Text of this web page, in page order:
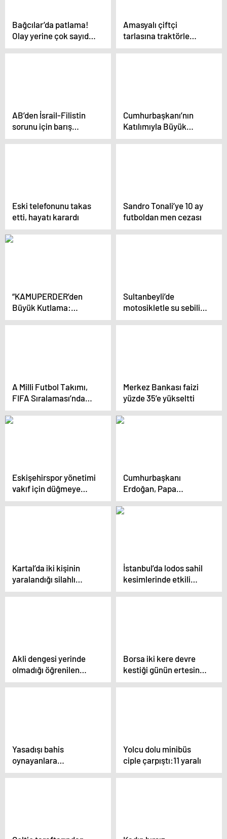
Bağcılar’da patlama!
Olay yerine çok sayıda
ekip sevk edildi
Amasyalı çiftçi
tarlasına traktörle
‘Cumhuriyet’ yazdı,
AB’den İsrail-Filistin
sorunu için barış
konferansı çağrısı
Cumhurbaşkanı’nın
Katılımıyla Büyük
Filistin Mitingi:
Eski telefonunu takas
etti, hayatı karardı
Sandro Tonali’ye 10 ay
futboldan men cezası
“KAMUPERDER’den
Büyük Kutlama:
Cumhuriyetin 100. Yılı
Sultanbeyli’de
motosikletle su sebili
taşımacılığı kamerada
A Milli Futbol Takımı,
FIFA Sıralaması’nda
dört basamak yükseldi
Merkez Bankası faizi
yüzde 35’e yükseltti
Eskişehirspor yönetimi
vakıf için düğmeye
bastı
Cumhurbaşkanı
Erdoğan, Papa
Fransuva ile görüştü
Kartal’da iki kişinin
yaralandığı silahlı
kavga kamerada
İstanbul’da lodos sahil
kesimlerinde etkili
oluyor
Akli dengesi yerinde
olmadığı öğrenilen
kayıp kadın bulundu
Borsa iki kere devre
kestiği günün ertesine
yükselişle başladı
Yasadışı bahis
oynayanlara
operasyon: 9 şüpheli
Yolcu dolu minibüs
ciple çarpıştı:11 yaralı